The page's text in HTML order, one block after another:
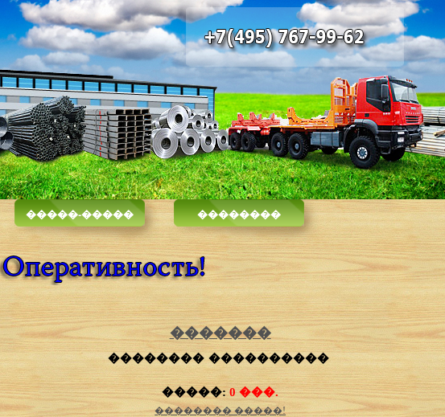
�����-����� ��������
�������
�������� ����������
�����:0 ���.
�������� �����!